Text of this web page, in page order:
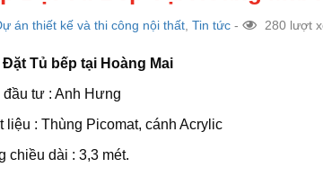
án thiết kế và thi công nội thất Tin tức - 280 lượt
Đặt Tủ bếp tại Hoàng Mai
đầu tư : Anh Hưng
liệu : Thùng Picomat, cánh Acrylic
chiều dài : 3,3 mét.